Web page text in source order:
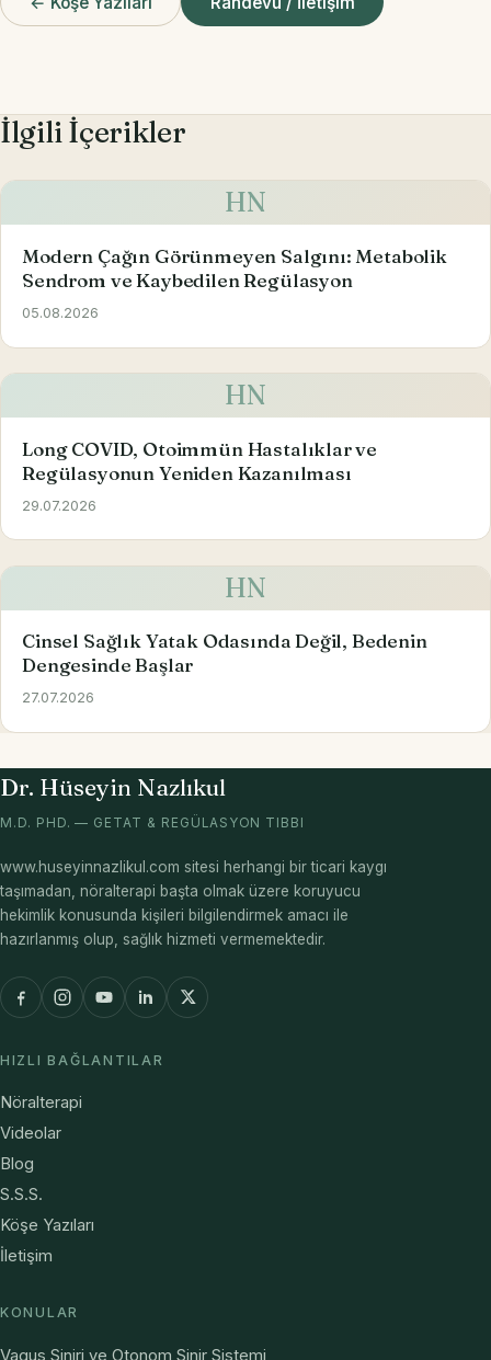
İlgili İçerikler
HN
Modern Çağın Görünmeyen Salgını: Metabolik
Sendrom ve Kaybedilen Regülasyon
05.08.2026
HN
Long COVID, Otoimmün Hastalıklar ve
Regülasyonun Yeniden Kazanılması
29.07.2026
HN
Cinsel Sağlık Yatak Odasında Değil, Bedenin
Dengesinde Başlar
27.07.2026
Dr. Hüseyin Nazlıkul
M.D. PHD. — GETAT & REGÜLASYON TIBBI
www.huseyinnazlikul.com sitesi herhangi bir ticari kaygı
taşımadan, nöralterapi başta olmak üzere koruyucu
hekimlik konusunda kişileri bilgilendirmek amacı ile
hazırlanmış olup, sağlık hizmeti vermemektedir.
HIZLI BAĞLANTILAR
Nöralterapi
Videolar
Blog
S.S.S.
Köşe Yazıları
İletişim
KONULAR
Vagus Siniri ve Otonom Sinir Sistemi